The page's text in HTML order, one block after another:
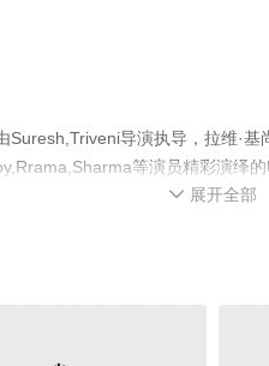
导演执导，拉维·
等演员精彩演绎
视猫或剧情网等平台了解。
 展开全部